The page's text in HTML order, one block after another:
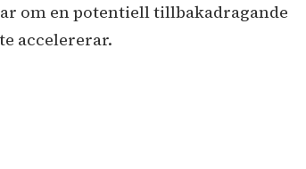
om en potentiell tillbakadragande
accelererar.